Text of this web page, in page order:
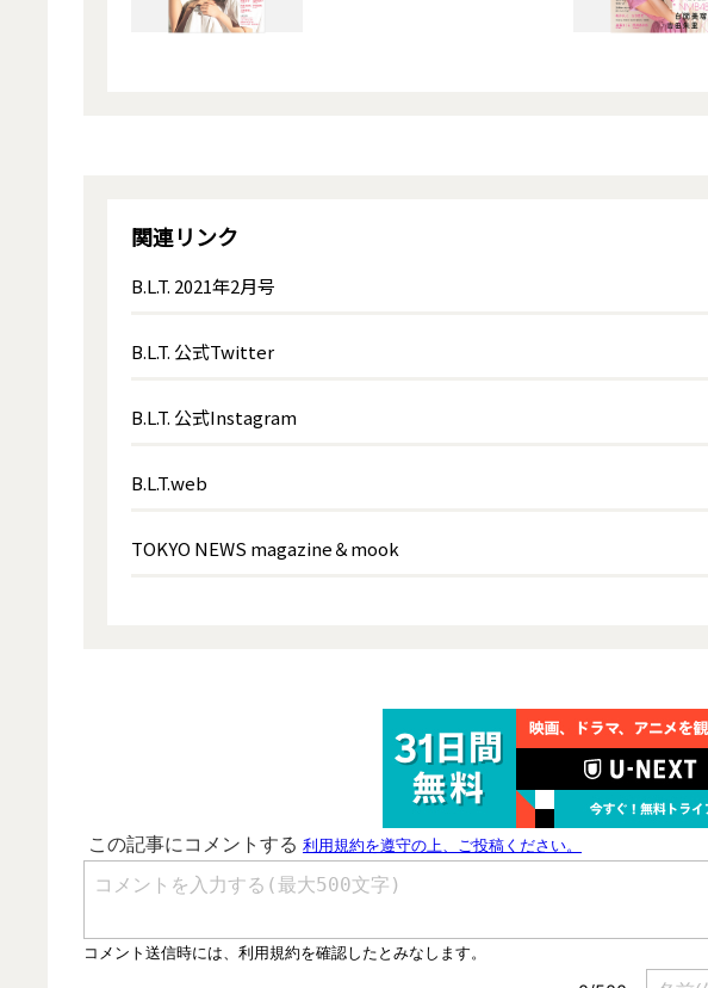
関連リンク
B.L.T. 2021年2月号
B.L.T. 公式Twitter
B.L.T. 公式Instagram
B.L.T.web
TOKYO NEWS magazine＆mook